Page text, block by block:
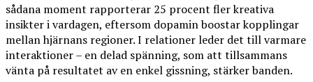
sådana moment rapporterar 25 procent fler kreativa
insikter i vardagen, eftersom dopamin boostar kopplingar
mellan hjärnans regioner. I relationer leder det till varmare
interaktioner – en delad spänning, som att tillsammans
vänta på resultatet av en enkel gissning, stärker banden.